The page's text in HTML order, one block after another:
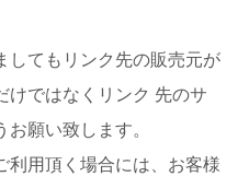
してもリンク先の販売元が
けではなくリンク 先のサ
願い致します。
利用頂く場合には、お客様